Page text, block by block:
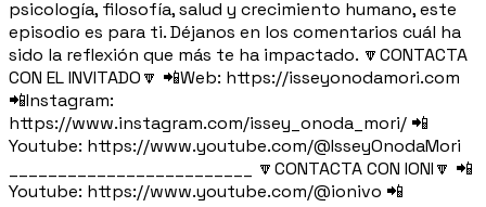
psicología, filosofía, salud y crecimiento humano, este
episodio es para ti. Déjanos en los comentarios cuál ha
sido la reflexión que más te ha impactado. 🔽CONTACTA
CON EL INVITADO🔽 📲Web: https://isseyonodamori.com
📲Instagram:
https://www.instagram.com/issey_onoda_mori/ 📲
Youtube: https://www.youtube.com/@IsseyOnodaMori
_________________________ 🔽CONTACTA CON IONI🔽 📲
Youtube: https://www.youtube.com/@ionivo 📲